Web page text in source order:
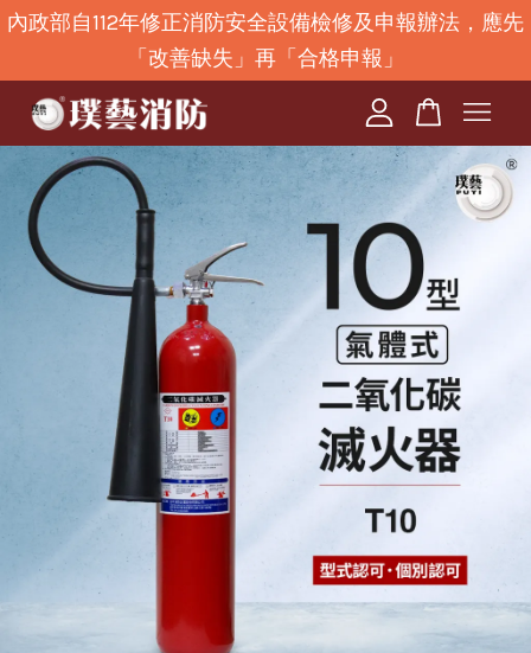
內政部自112年修正消防安全設備檢修及申報辦法，應先
「改善缺失」再「合格申報」
您的購物車目前還是空的。
繼續購物